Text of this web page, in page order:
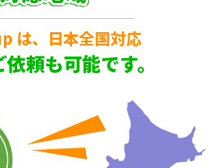
は、日本全国対応
頼も可能です。